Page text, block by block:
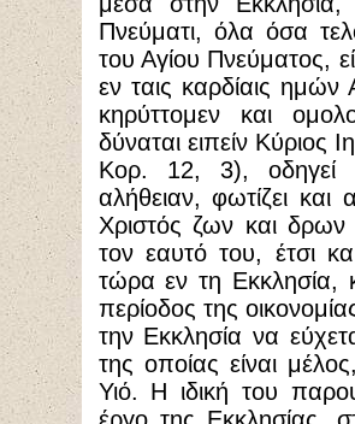
Πνεύματι, όλα όσα
του Αγίου Πνεύματος,
εν ταις καρδίαις
κηρύττομεν και
δύναται ειπείν Κύριος
Κορ. 12, 3), οδηγεί
αλήθειαν, φωτίζει
Χριστός ζων και δρων
τον εαυτό του, έτσι
τώρα εν τη Εκκλησία,
περίοδος της
την Εκκλησία να
της οποίας είναι
Υιό. Η ιδική του